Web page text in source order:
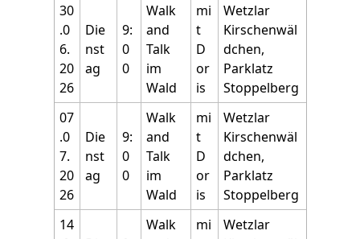
30
.0
6.
20
26
Die
nst
ag
9:
0
0
Walk
and
Talk
im
Wald
mi
t
D
or
is
Wetzlar
Kirschenwäl
dchen,
Parklatz
Stoppelberg
07
.0
7.
20
26
Die
nst
ag
9:
0
0
Walk
and
Talk
im
Wald
mi
t
D
or
is
Wetzlar
Kirschenwäl
dchen,
Parklatz
Stoppelberg
14
Walk
mi
Wetzlar